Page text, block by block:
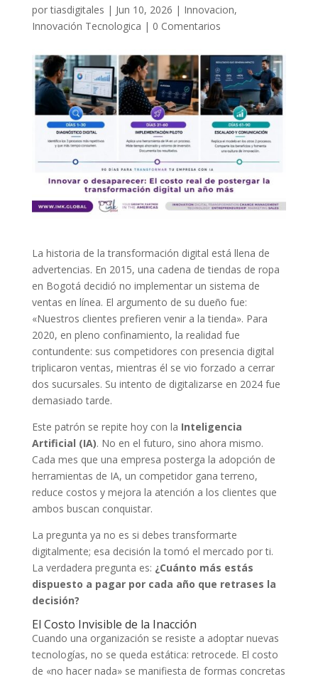
portiasdigitales | Jun 10, 2026 | Innovacion,
Innovación Tecnologica | 0 Comentarios
La historia de la transformación digital está llena de
advertencias. En 2015, una cadena de tiendas de ropa
en Bogotá decidió no implementar un sistema de
ventas en línea. El argumento de su dueño fue:
«Nuestros clientes prefieren venir a la tienda». Para
2020, en pleno confinamiento, la realidad fue
contundente: sus competidores con presencia digital
triplicaron ventas, mientras él se vio forzado a cerrar
dos sucursales. Su intento de digitalizarse en 2024 fue
demasiado tarde.
Este patrón se repite hoy con la Inteligencia
Artificial (IA). No en el futuro, sino ahora mismo.
Cada mes que una empresa posterga la adopción de
herramientas de IA, un competidor gana terreno,
reduce costos y mejora la atención a los clientes que
ambos buscan conquistar.
La pregunta ya no es si debes transformarte
digitalmente; esa decisión la tomó el mercado por ti.
La verdadera pregunta es: ¿Cuánto más estás
dispuesto a pagar por cada año que retrases la
decisión?
El Costo Invisible de la Inacción
Cuando una organización se resiste a adoptar nuevas
tecnologías, no se queda estática: retrocede. El costo
de «no hacer nada» se manifiesta de formas concretas